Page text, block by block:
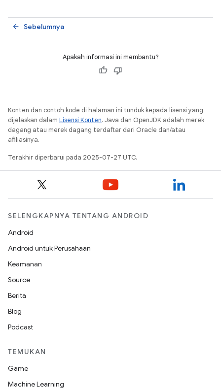
Sebelumnya
arrow_back
Apakah informasi ini membantu?
Konten dan contoh kode di halaman ini tunduk kepada lisensi yang
dijelaskan dalam Lisensi Konten. Java dan OpenJDK adalah merek
dagang atau merek dagang terdaftar dari Oracle dan/atau
afiliasinya.
Terakhir diperbarui pada 2025-07-27 UTC.
SELENGKAPNYA TENTANG ANDROID
Android
Android untuk Perusahaan
Keamanan
Source
Berita
Blog
Podcast
TEMUKAN
Game
Machine Learning